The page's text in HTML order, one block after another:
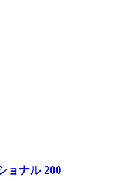
ョナル 200